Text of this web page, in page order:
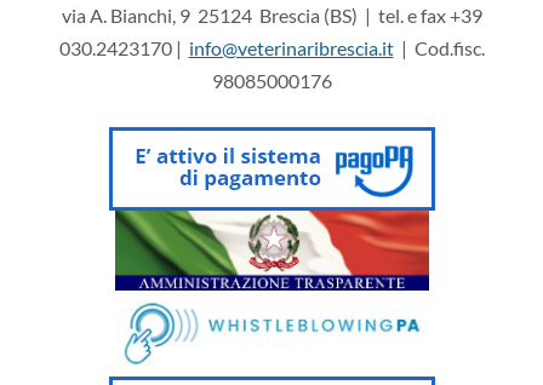
via A. Bianchi, 9 25124 Brescia (BS) | tel. e fax +39
030.2423170 | info@veterinaribrescia.it| Cod.fisc.
98085000176